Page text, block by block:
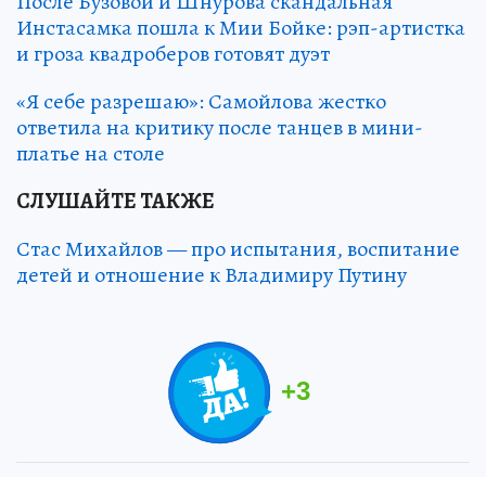
Инстасамка пошла к Мии Бойке: рэп-артистка
и гроза квадроберов готовят дуэт
«Я себе разрешаю»: Самойлова жестко
ответила на критику после танцев в мини-
платье на столе
СЛУШАЙТЕ ТАКЖЕ
Стас Михайлов — про испытания, воспитание
детей и отношение к Владимиру Путину
+3